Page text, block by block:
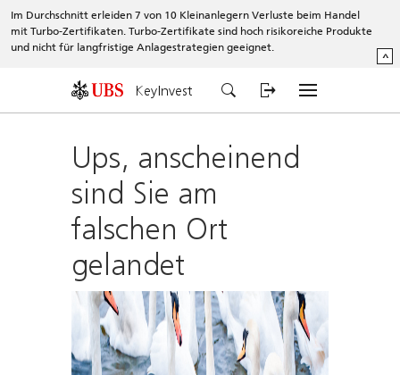
Im Durchschnitt erleiden 7 von 10 Kleinanlegern Verluste beim Handel
mit Turbo-Zertifikaten. Turbo-Zertifikate sind hoch risikoreiche Produkte
und nicht für langfristige Anlagestrategien geeignet.
^
KeyInvest
Ups, anscheinend
sind Sie am
falschen Ort
gelandet